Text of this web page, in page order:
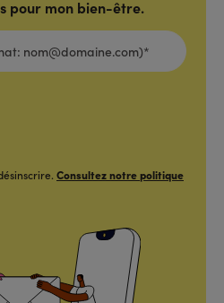
pour mon bien-être.
Consultez notre politique